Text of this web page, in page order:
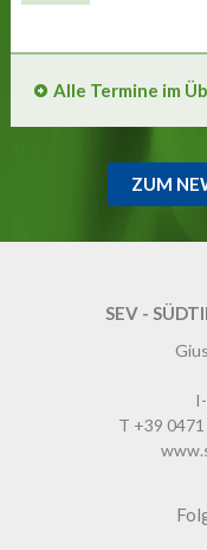
Alle Termine im
ZUM
SEV -
T +39